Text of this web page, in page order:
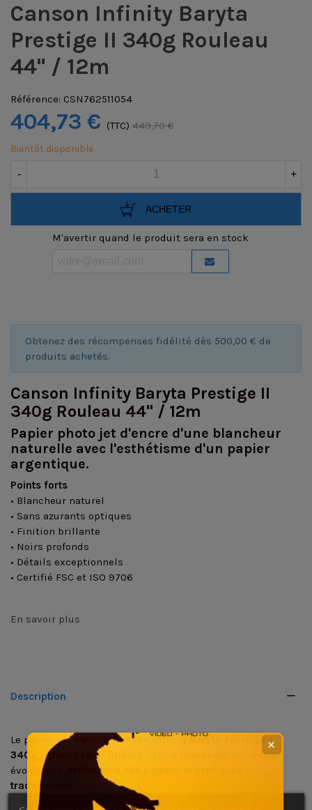
Canson Infinity Baryta
Prestige II 340g Rouleau
44" / 12m
Référence: CSN762511054
404,73 € (TTC) 449,70 €
Bientôt disponible
- +
ACHETER
M'avertir quand le produit sera en stock
Obtenez des récompenses fidélité dès 500,00 € de
produits achetés.
Canson Infinity Baryta Prestige II
340g Rouleau 44" / 12m
Papier photo jet d'encre d'une blancheur
naturelle avec l'esthétisme d'un papier
argentique.
Points forts
• Blancheur naturel
• Sans azurants optiques
• Finition brillante
• Noirs profonds
• Détails exceptionnels
• Certifié FSC et ISO 9706
En savoir plus
Description
Le papier jet d'encreCanson Infinity Baryta Prestige II
340g
est un papier
blancheur naturelle
évoquant l'
esthétisme des papiers argentiques
traditionnels
Sa finition brillante met en valeur des
✕